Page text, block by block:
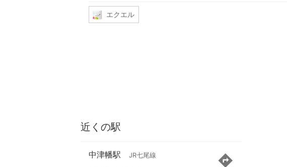
エクエル
近くの駅
中津幡駅 JR七尾線